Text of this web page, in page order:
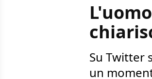
Su Twitter
un